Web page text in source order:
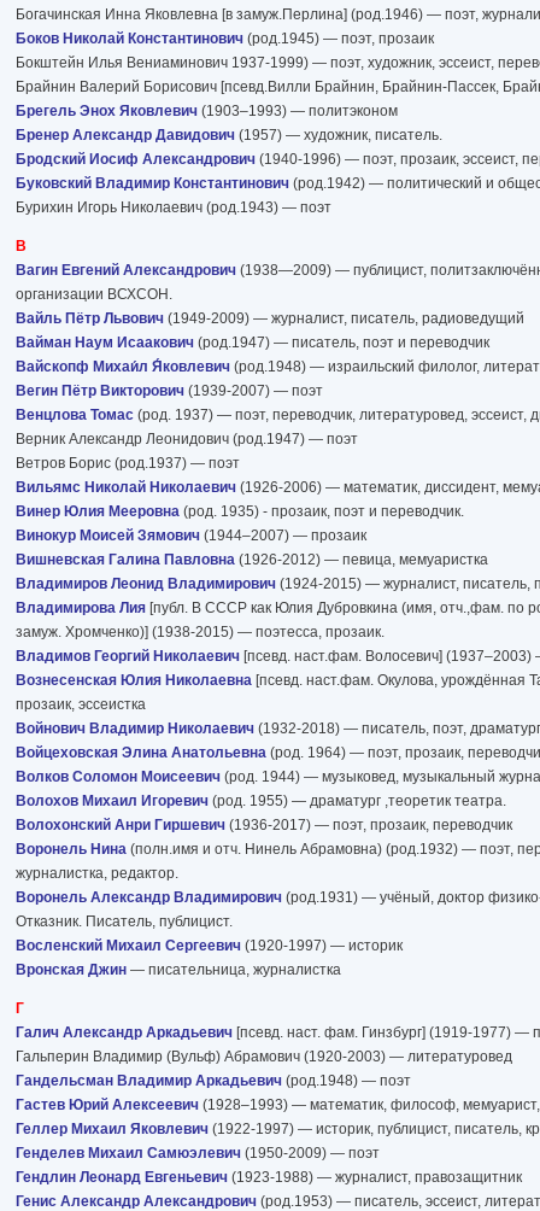
Богачинская Инна Яковлевна [в замуж.Перлина] (род.1946) — поэт,
Боков Николай Константинович (род.1945) — поэт, прозаик
Бокштейн Илья Вениаминович 1937-1999) — поэт, художник, эссеист,
Брайнин Валерий Борисович [псевд.Вилли Брайнин, Брайнин-Пассек,
Брегель Энох Яковлевич (1903–1993) — политэконом
Бренер Александр Давидович (1957) — художник, писатель.
Бродский Иосиф Александрович (1940-1996) — поэт, прозаик, эссеист,
Буковский Владимир Константинович (род.1942) — политический и
Бурихин Игорь Николаевич (род.1943) — поэт
В
Вагин Евгений Александрович (1938—2009) — публицист,
организации ВСХСОН.
Вайль Пётр Львович (1949-2009) — журналист, писатель, радиоведущий
Вайман Наум Исаакович (род.1947) — писатель, поэт и переводчик
Вайскопф Михаи́л Я́ковлевич (род.1948) — израильский филолог,
Вегин Пётр Викторович (1939-2007) — поэт
Венцлова Томас (род. 1937) — поэт, переводчик, литературовед, эссеист,
Верник Александр Леонидович (род.1947) — поэт
Ветров Борис (род.1937) — поэт
Вильямс Николай Николаевич (1926-2006) — математик, диссидент,
Винер Юлия Мееровна (род. 1935) - прозаик, поэт и переводчик.
Винокур Моисей Зямович (1944–2007) — прозаик
Вишневская Галина Павловна (1926-2012) — певица, мемуаристка
Владимиров Леонид Владимирович (1924-2015) — журналист, писатель,
Владимирова Лия [публ. В СССР как Юлия Дубровкина (имя, отч.,фам. по
замуж. Хромченко)] (1938-2015) — поэтесса, прозаик.
Владимов Георгий Николаевич [псевд. наст.фам. Волосевич] (1937–2003)
Вознесенская Юлия Николаевна [псевд. наст.фам. Окулова, урождённая
прозаик, эссеистка
Войнович Владимир Николаевич (1932-2018) — писатель, поэт, драматург
Войцеховская Элина Анатольевна (род. 1964) — поэт, прозаик,
Волков Соломон Моисеевич (род. 1944) — музыковед, музыкальный
Волохов Михаил Игоревич (род. 1955) — драматург ,теоретик театра.
Волохонский Анри Гиршевич (1936-2017) — поэт, прозаик, переводчик
Воронель Нина (полн.имя и отч. Нинель Абрамовна) (род.1932) — поэт,
журналистка, редактор.
Воронель Александр Владимирович (род.1931) — учёный, доктор
Отказник. Писатель, публицист.
Восленский Михаил Сергеевич (1920-1997) — историк
Вронская Джин — писательница, журналистка
Г
Галич Александр Аркадьевич [псевд. наст. фам. Гинзбург] (1919-1977) —
Гальперин Владимир (Вульф) Абрамович (1920-2003) — литературовед
Гандельсман Владимир Аркадьевич (род.1948) — поэт
Гастев Юрий Алексеевич (1928–1993) — математик, философ,
Геллер Михаил Яковлевич (1922-1997) — историк, публицист, писатель,
Генделев Михаил Самюэлевич (1950-2009) — поэт
Гендлин Леонард Евгеньевич (1923-1988) — журналист, правозащитник
Генис Александр Александрович (род.1953) — писатель, эссеист,